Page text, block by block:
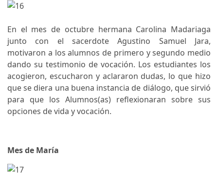
En el mes de octubre hermana Carolina Madariaga
junto con el sacerdote Agustino Samuel Jara,
motivaron a los alumnos de primero y segundo medio
dando su testimonio de vocación. Los estudiantes los
acogieron, escucharon y aclararon dudas, lo que hizo
que se diera una buena instancia de diálogo, que sirvió
para que los Alumnos(as) reflexionaran sobre sus
opciones de vida y vocación.
Mes de María